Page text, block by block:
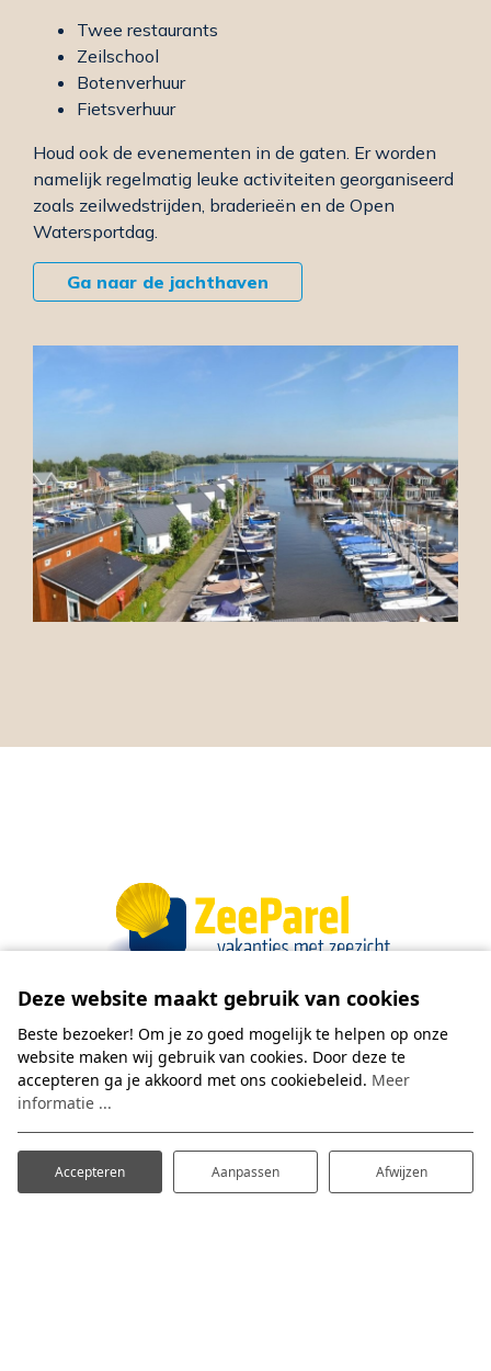
Twee restaurants
Zeilschool
Botenverhuur
Fietsverhuur
Houd ook de evenementen in de gaten. Er worden
namelijk regelmatig leuke activiteiten georganiseerd
zoals zeilwedstrijden, braderieën en de Open
Watersportdag.
Ga naar de jachthaven
We ontvangen je graag in één van onze
Parels!
Ons team staat klaar om je een fijn verblijf te
bezorgen.
Heb je de ZeeParel app al gedownload?
Lees meer over onze nieuwe app!
Deze website maakt gebruik van cookies
Beste bezoeker! Om je zo goed mogelijk te helpen op onze
website maken wij gebruik van cookies. Door deze te
accepteren ga je akkoord met ons cookiebeleid. Meer
informatie ...
Accepteren Aanpassen Afwijzen